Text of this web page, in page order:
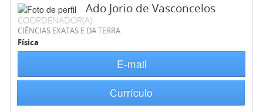
Ado Jorio de Vasconcelos
COORDENADOR(A)
CIÊNCIAS EXATAS E DA TERRA
Física
E-mail
Currículo